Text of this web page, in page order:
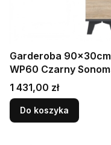
Garderoba 90x30cm
WP60 Czarny
Cena
1 431,00 zł
Do koszyka